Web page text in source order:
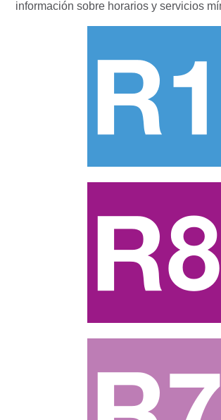
información sobre horarios y servicios